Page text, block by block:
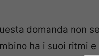
domanda non
ha i suoi ritmi e